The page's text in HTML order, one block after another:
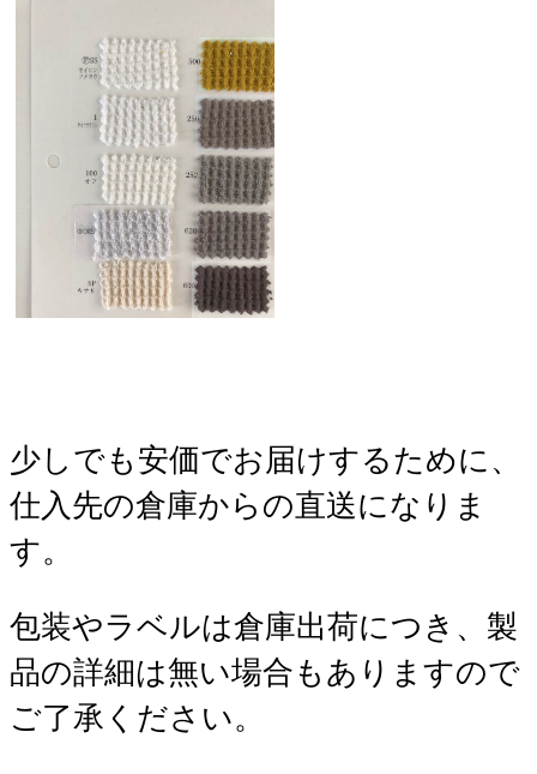
少しでも安価でお届けするために、
仕入先の倉庫からの直送になりま
す。
包装やラベルは倉庫出荷につき、製
品の詳細は無い場合もありますので
ご了承ください。